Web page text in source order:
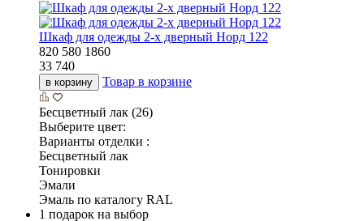
Шкаф для одежды 2-х дверный Норд 122
820 580 1860
33 740
в корзину Товар в корзине
Бесцветный лак (26)
Выберите цвет:
Варианты отделки :
Бесцветный лак
Тонировки
Эмали
Эмаль по каталогу RAL
1 подарок на выбор